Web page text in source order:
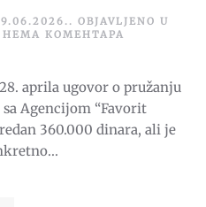
. OBJAVLJENO U
НЕМА КОМЕНТАРА
OD
360.000
DINARA
aprila ugovor o pružanju
Agencijom “Favorit
360.000 dinara, ali je